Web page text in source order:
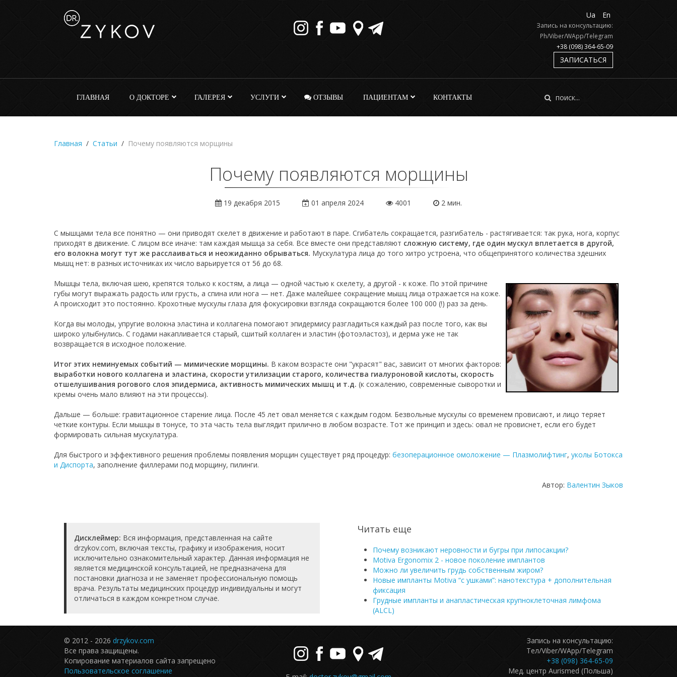
Ua En
Запись на консультацию:
Ph/Viber/WApp/Telegram
+38 (098) 364-65-09
ЗАПИСАТЬСЯ
ГЛАВНАЯ О ДОКТОРЕ ГАЛЕРЕЯ УСЛУГИ ОТЗЫВЫ ПАЦИЕНТАМ КОНТАКТЫ
Главная Статьи Почему появляются морщины
Почему появляются морщины
19 декабря 2015 01 апреля 2024 4001 2 мин.
С мышцами тела все понятно — они приводят скелет в движение и работают в паре. Сгибатель сокращается, разгибатель - растягивается: так рука, нога, корпус
приходят в движение. С лицом все иначе: там каждая мышца за себя. Все вместе они представляют сложную систему, где один мускул вплетается в другой,
его волокна могут тут же расслаиваться и неожиданно обрываться. Мускулатура лица до того хитро устроена, что общепринятого количества здешних
мышц нет: в разных источниках их число варьируется от 56 до 68.
Мышцы тела, включая шею, крепятся только к костям, а лица — одной частью к скелету, а другой - к коже. По этой причине
губы могут выражать радость или грусть, а спина или нога — нет. Даже малейшее сокращение мышц лица отражается на коже.
А происходит это постоянно. Крохотные мускулы глаза для фокусировки взгляда сокращаются более 100 000 (!) раз за день.
Когда вы молоды, упругие волокна эластина и коллагена помогают эпидермису разгладиться каждый раз после того, как вы
широко улыбнулись. С годами накапливается старый, сшитый коллаген и эластин (фотоэластоз), и дерма уже не так
возвращается в исходное положение.
Итог этих неминуемых событий — мимические морщины. В каком возрасте они "украсят" вас, зависит от многих факторов:
выработки нового коллагена и эластина, скорости утилизации старого, количества гиалуроновой кислоты, скорость
отшелушивания рогового слоя эпидермиса, активность мимических мышц и т.д. (к сожалению, современные сыворотки и
кремы очень мало влияют на эти процессы).
Дальше — больше: гравитационное старение лица. После 45 лет овал меняется с каждым годом. Безвольные мускулы со временем провисают, и лицо теряет
четкие контуры. Если мышцы в тонусе, то эта часть тела выглядит прилично в любом возрасте. Тот же принцип и здесь: овал не провиснет, если его будет
формировать сильная мускулатура.
Для быстрого и эффективного решения проблемы появления морщин существует ряд процедур: безоперационное омоложение — Плазмолифтинг, уколы Ботокса
и Диспорта, заполнение филлерами под морщину, пилинги.
Автор: Валентин Зыков
Дисклеймер: Вся информация, представленная на сайте
drzykov.com, включая тексты, графику и изображения, носит
исключительно ознакомительный характер. Данная информация не
является медицинской консультацией, не предназначена для
постановки диагноза и не заменяет профессиональную помощь
врача. Результаты медицинских процедур индивидуальны и могут
отличаться в каждом конкретном случае.
Читать еще
Почему возникают неровности и бугры при липосакции?
Motiva Ergonomix 2 - новое поколение имплантов
Можно ли увеличить грудь собственным жиром?
Новые импланты Motiva “с ушками”: нанотекстура + дополнительная
фиксация
Грудные импланты и анапластическая крупноклеточная лимфома
(ALCL)
© 2012 - 2026 drzykov.com
Все права защищены.
Копирование материалов сайта запрещено
Пользовательское соглашение
Запись на консультацию:
Тел/Viber/WApp/Telegram
+38 (098) 364-65-09
Мед. центр Aurismed (Польша)